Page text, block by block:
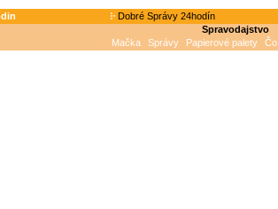
Dobré Správy 24hodín
Spravodajstvo
Mačka
Správy Papierové palety